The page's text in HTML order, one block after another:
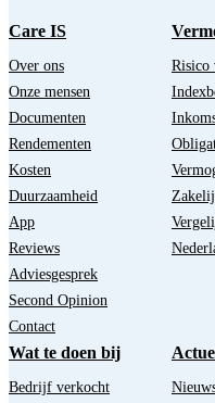
Care IS
Over ons
Onze mensen
Documenten
Rendementen
Kosten
Duurzaamheid
App
Reviews
Adviesgesprek
Second Opinion
Contact
Risico
Wat te doen bij
Bedrijf verkocht